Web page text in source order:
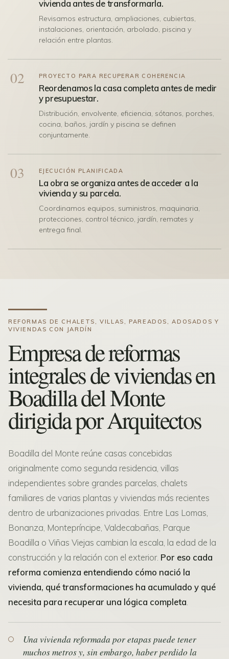
vivienda antes de transformarla.
Revisamos estructura, ampliaciones, cubiertas,
instalaciones, orientación, arbolado, piscina y
relación entre plantas.
02 PROYECTO PARA RECUPERAR COHERENCIA
Reordenamos la casa completa antes de medir
y presupuestar.
Distribución, envolvente, eficiencia, sótanos, porches,
cocina, baños, jardín y piscina se definen
conjuntamente.
03 EJECUCIÓN PLANIFICADA
La obra se organiza antes de acceder a la
vivienda y su parcela.
Coordinamos equipos, suministros, maquinaria,
protecciones, control técnico, jardín, remates y
entrega final.
REFORMAS DE CHALETS, VILLAS, PAREADOS, ADOSADOS Y
VIVIENDAS CON JARDÍN
Empresa de reformas
integrales de viviendas en
Boadilla del Monte
dirigida por Arquitectos
Boadilla del Monte reúne casas concebidas
originalmente como segunda residencia, villas
independientes sobre grandes parcelas, chalets
familiares de varias plantas y viviendas más recientes
dentro de urbanizaciones privadas. Entre Las Lomas,
Bonanza, Montepríncipe, Valdecabañas, Parque
Boadilla o Viñas Viejas cambian la escala, la edad de la
construcción y la relación con el exterior. Por eso cada
reforma comienza entendiendo cómo nació la
vivienda, qué transformaciones ha acumulado y qué
necesita para recuperar una lógica completa.
Una vivienda reformada por etapas puede tener
muchos metros y, sin embargo, haber perdido la